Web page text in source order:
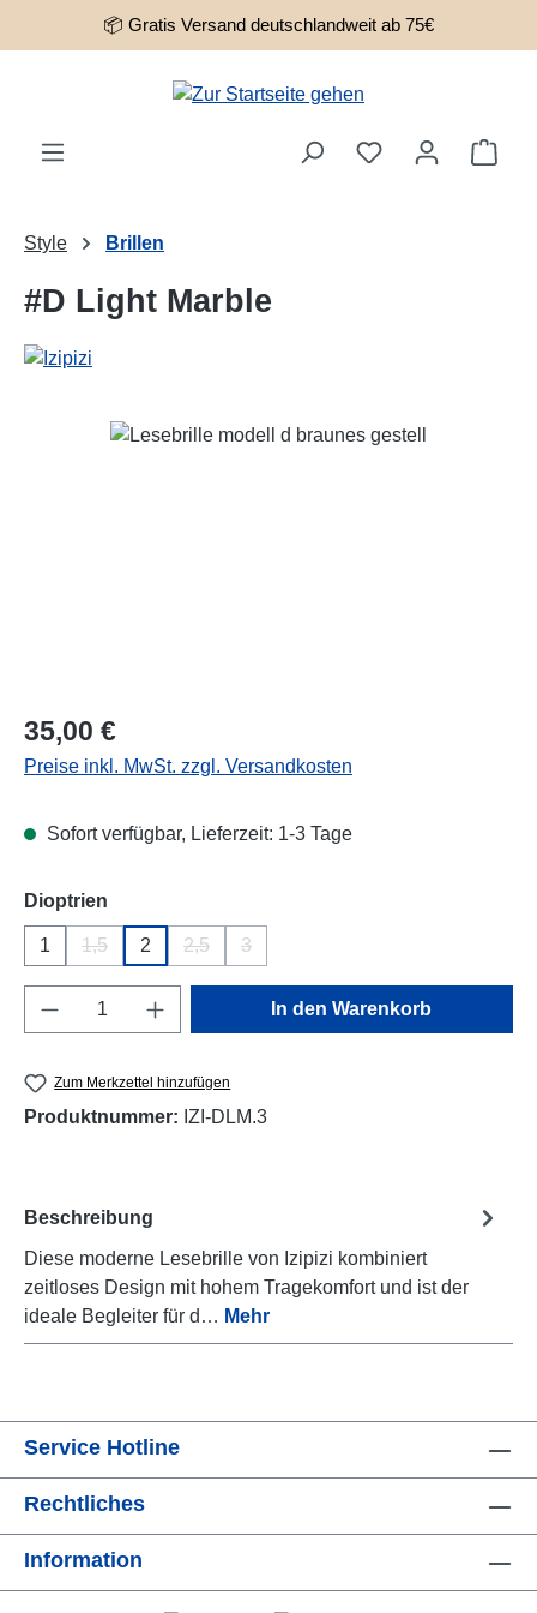
Zum Hauptinhalt springen
📦 Gratis Versand deutschlandweit ab 75€
Style Brillen
#D Light Marble
Bildergalerie überspringen
Regulärer Preis:
35,00 €
Preise inkl. MwSt. zzgl. Versandkosten
Sofort verfügbar, Lieferzeit: 1-3 Tage
Dioptrien
1 1,5
(Diese Option ist zurzeit nicht verfügbar.)
2 2,5
(Diese Option ist zurzeit nicht verfügbar.)
3
Produkt Anzahl: Gib den gewünschten
In den Warenkorb
Zum Merkzettel hinzufügen
Produktnummer: IZI-DLM.3
Beschreibung
Diese moderne Lesebrille von Izipizi kombiniert
zeitloses Design mit hohem Tragekomfort und ist der
ideale Begleiter für d… Mehr
Service Hotline
Rechtliches
Information